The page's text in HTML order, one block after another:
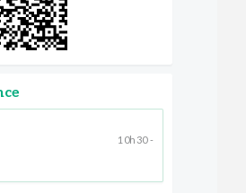
10h30 -